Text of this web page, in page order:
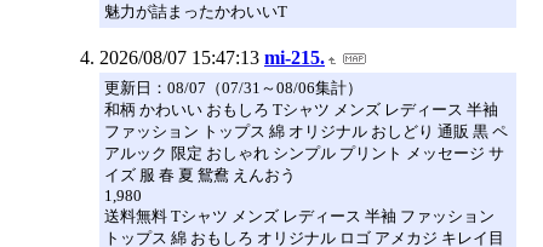
魅力が詰まったかわいいT
2026/08/07 15:47:13 mi-215.
更新日：08/07（07/31～08/06集計）
和柄 かわいい おもしろ Tシャツ メンズ レディース 半袖
ファッション トップス 綿 オリジナル おしどり 通販 黒 ペ
アルック 限定 おしゃれ シンプル プリント メッセージ サ
イズ 服 春 夏 鴛鴦 えんおう
1,980
送料無料 Tシャツ メンズ レディース 半袖 ファッション
トップス 綿 おもしろ オリジナル ロゴ アメカジ キレイ目